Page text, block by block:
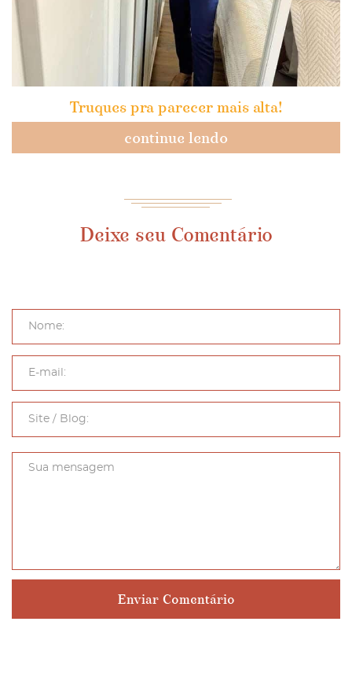
Truques pra parecer mais alta!
continue lendo
Deixe seu Comentário